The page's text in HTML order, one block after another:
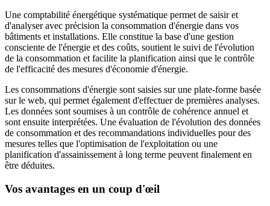
Une comptabilité énergétique systématique permet de saisir et
d'analyser avec précision la consommation d'énergie dans vos
bâtiments et installations. Elle constitue la base d'une gestion
consciente de l'énergie et des coûts, soutient le suivi de l'évolution
de la consommation et facilite la planification ainsi que le contrôle
de l'efficacité des mesures d'économie d'énergie.
Les consommations d'énergie sont saisies sur une plate-forme basée
sur le web, qui permet également d'effectuer de premières analyses.
Les données sont soumises à un contrôle de cohérence annuel et
sont ensuite interprétées. Une évaluation de l'évolution des données
de consommation et des recommandations individuelles pour des
mesures telles que l'optimisation de l'exploitation ou une
planification d'assainissement à long terme peuvent finalement en
être déduites.
Vos avantages en un coup d'œil